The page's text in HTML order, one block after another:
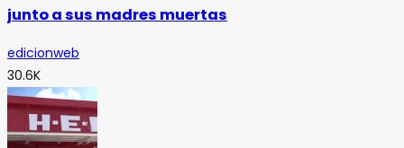
junto a sus madres muertas
edicionweb
30.6K